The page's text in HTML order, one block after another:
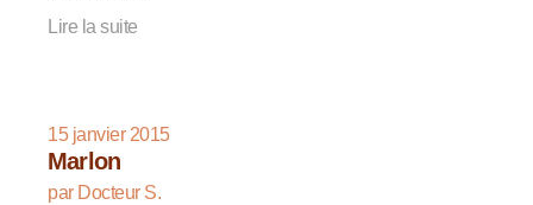
Lire la suite
15 janvier 2015
Marlon
par Docteur S.